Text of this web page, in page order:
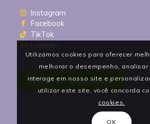
Instagram
Facebook
TikTok
Entre em contato agora!
Utilizamos cookies para oferecer
melhorar o desempenho, analisar
interage em nosso site e
utilizar este site, você concorda
cookies.
OK